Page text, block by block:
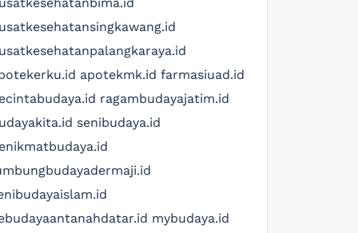
apotekmk.id farmasiuad.id
ragambudayajatim.id
senibudaya.id
mybudaya.id